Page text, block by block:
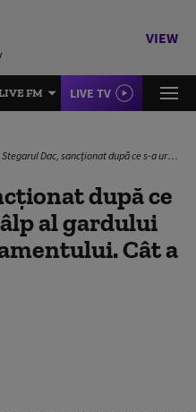
VIEW
FM LIVE TV
Stegarul Dac, sancționat după ce s-a urcat pe un stâlp al gardului de la Palatul Parlamentului. Cât a fost amenda
după ce
al gardului
Cât a